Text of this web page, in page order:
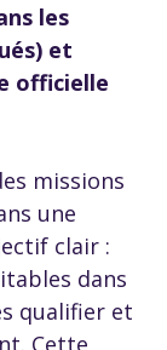
les
et
officielle
missions
une
clair :
dans
qualifier et
Cette